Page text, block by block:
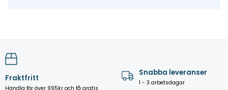
Fraktfritt
Handla för över 995kr och få gratis
Snabba leveranser
1 - 3 arbetsdagar